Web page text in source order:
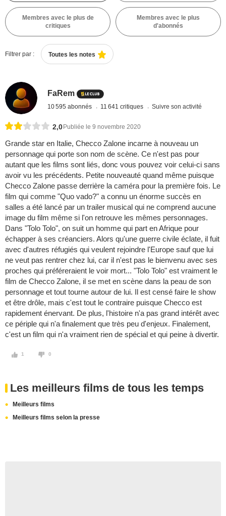
Membres avec le plus de
critiques
Membres avec le plus
d'abonnés
Filtrer par : Toutes les notes
FaRem
10 595 abonnés 11 641 critiques Suivre son activité
2,0 Publiée le 9 novembre 2020
Grande star en Italie, Checco Zalone incarne à nouveau un
personnage qui porte son nom de scène. Ce n'est pas pour
autant que les films sont liés, donc vous pouvez voir celui-ci sans
avoir vu les précédents. Petite nouveauté quand même puisque
Checco Zalone passe derrière la caméra pour la première fois. Le
film qui comme "Quo vado?" a connu un énorme succès en
salles a été lancé par un trailer musical qui ne comprend aucune
image du film même si l'on retrouve les mêmes personnages.
Dans "Tolo Tolo", on suit un homme qui part en Afrique pour
échapper à ses créanciers. Alors qu'une guerre civile éclate, il fuit
avec d'autres réfugiés qui veulent rejoindre l'Europe sauf que lui
ne veut pas rentrer chez lui, car il n'est pas le bienvenu avec ses
proches qui préféreraient le voir mort... "Tolo Tolo" est vraiment le
film de Checco Zalone, il se met en scène dans la peau de son
personnage et tout tourne autour de lui. Il est censé faire le show
et être drôle, mais c'est tout le contraire puisque Checco est
rapidement énervant. De plus, l'histoire n'a pas grand intérêt avec
ce périple qui n'a finalement que très peu d'enjeux. Finalement,
c'est un film qui n'a vraiment rien de spécial et qui peine à divertir.
1 0
Les meilleurs films de tous les temps
Meilleurs films
Meilleurs films selon la presse